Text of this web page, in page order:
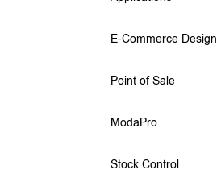
E-Commerce Design
Point of Sale
ModaPro
Stock Control